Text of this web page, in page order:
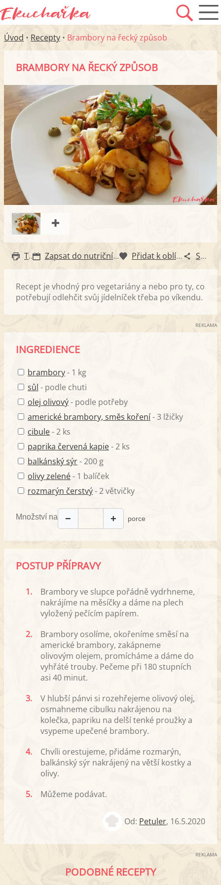
Úvod • Recepty • Brambory na řecký způsob
BRAMBORY NA ŘECKÝ ZPŮSOB
Tisk Zapsat do nutričního diáře Přidat k oblíbeným Sdílet
Recept je vhodný pro vegetariány a nebo pro ty, co
potřebují odlehčit svůj jídelníček třeba po víkendu.
REKLAMA
INGREDIENCE
brambory- 1 kg
sůl - podle chuti
olej olivový- podle potřeby
americké brambory, směs koření- 3 lžičky
cibule- 2 ks
paprika červená kapie- 2 ks
balkánský sýr- 200 g
olivy zelené- 1 balíček
rozmarýn čerstvý- 2 větvičky
Množství na − + porce
POSTUP PŘÍPRAVY
1.
Brambory ve slupce pořádně vydrhneme,
nakrájíme na měsíčky a dáme na plech
vyložený pečícím papírem.
2.
Brambory osolíme, okořeníme směsí na
americké brambory, zakápneme
olivovým olejem, promícháme a dáme do
vyhřáté trouby. Pečeme při 180 stupních
asi 40 minut.
3.
V hlubší pánvi si rozehřejeme olivový olej,
osmahneme cibulku nakrájenou na
kolečka, papriku na delší tenké proužky a
vsypeme upečené brambory.
4.
Chvíli orestujeme, přidáme rozmarýn,
balkánský sýr nakrájený na větší kostky a
olivy.
5.
Můžeme podávat.
Od: Petuler, 16.5.2020
REKLAMA
PODOBNÉ RECEPTY